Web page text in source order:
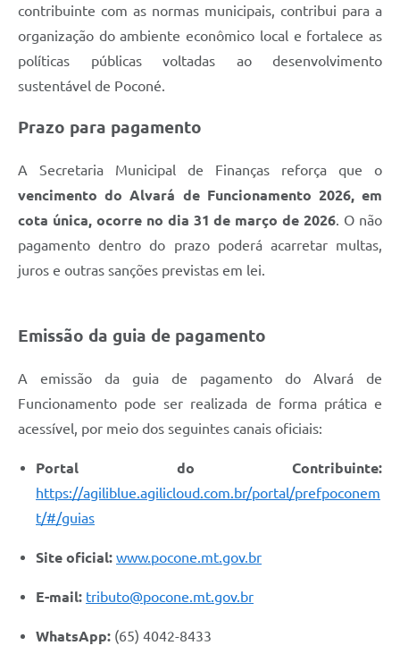
contribuinte com as normas municipais, contribui para a
organização do ambiente econômico local e fortalece as
políticas públicas voltadas ao desenvolvimento
sustentável de Poconé.
Prazo para pagamento
A Secretaria Municipal de Finanças reforça que o
vencimento do Alvará de Funcionamento 2026, em
cota única, ocorre no dia 31 de março de 2026 . O não
pagamento dentro do prazo poderá acarretar multas,
juros e outras sanções previstas em lei.
Emissão da guia de pagamento
A emissão da guia de pagamento do Alvará de
Funcionamento pode ser realizada de forma prática e
acessível, por meio dos seguintes canais oficiais:
Portal do Contribuinte:
https://agiliblue.agilicloud.com.br/portal/prefpoconem
t/#/guias
Site oficial: www.pocone.mt.gov.br
E-mail: tributo@pocone.mt.gov.br
WhatsApp: (65) 4042-8433